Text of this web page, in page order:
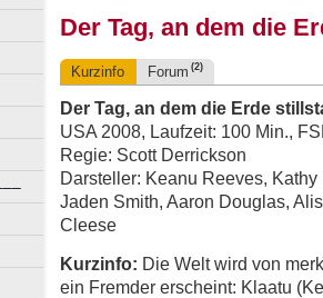
Der Tag, an dem die
Kurzinfo Forum (2)
Der Tag, an dem die Erde
USA 2008, Laufzeit: 100 Min.,
Regie: Scott Derrickson
Darsteller: Keanu Reeves,
Jaden Smith, Aaron Douglas,
Cleese
Kurzinfo: Die Welt wird von
ein Fremder erscheint: Klaatu